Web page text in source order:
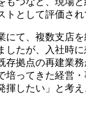
トとして評価され
にて、複数支店
したが、入社時
存拠点の再建業
培ってきた経営
揮したい」と考